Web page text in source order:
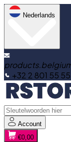
Nederlands
+32 2 801 55 55
Account
€0,00